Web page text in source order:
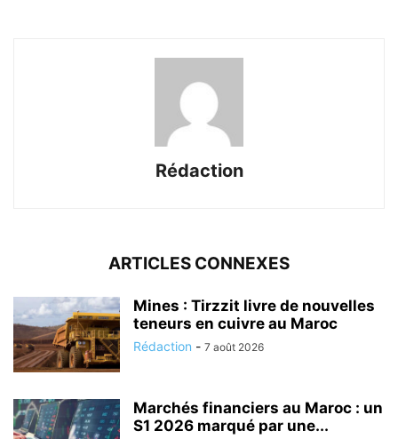
Rédaction
ARTICLES CONNEXES
Mines : Tirzzit livre de nouvelles
teneurs en cuivre au Maroc
Rédaction - 7 août 2026
Marchés financiers au Maroc : un
S1 2026 marqué par une...